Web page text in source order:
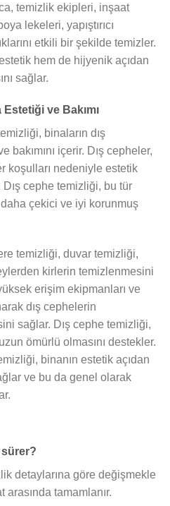
temizlik ekipleri, inşaat
lekeleri, yapıştırıcı
etkili bir şekilde temizler.
hem de hijyenik açıdan
sağlar.
ve Bakımı
binaların dış
içerir. Dış cepheler,
koşulları nedeniyle estetik
cephe temizliği, bu tür
çekici ve iyi korunmuş
temizliği, duvar temizliği,
kirlerin temizlenmesini
erişim ekipmanları ve
dış cephelerin
sağlar. Dış cephe temizliği,
ömürlü olmasını destekler.
binanın estetik açıdan
ve bu da genel olarak
detaylarına göre değişmekle
tamamlanır.